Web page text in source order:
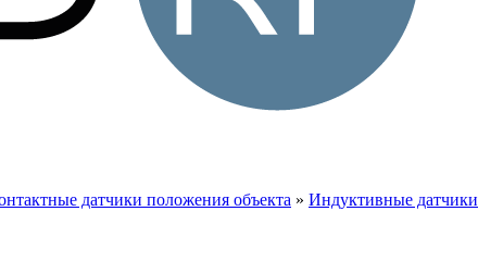
датчики положения объекта » Индуктивные датчики